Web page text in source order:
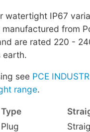
watertight IP67
from
are rated 220 -
earth.
see PCE
range.
Type
Plug